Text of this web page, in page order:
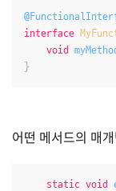
interface
void
}
어떤 메서드의 매
static void